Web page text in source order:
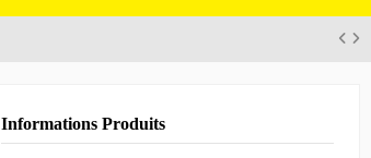
Informations Produits